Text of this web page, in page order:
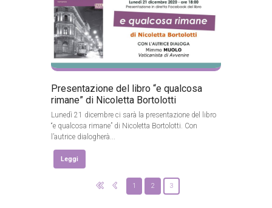
Presentazione del libro “e qualcosa
rimane” di Nicoletta Bortolotti
Lunedì 21 dicembre ci sarà la presentazione del libro
“e qualcosa rimane” di Nicoletta Bortolotti. Con
l’autrice dialogherà...
Leggi
1 2 3